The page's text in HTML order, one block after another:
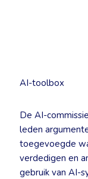
AI-toolbox
De AI-
leden
toegevoegde
verdedigen en
gebruik van AI-